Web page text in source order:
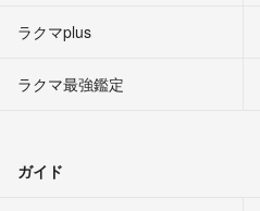
ラクマplus
ラクマ最強鑑定
ガイド